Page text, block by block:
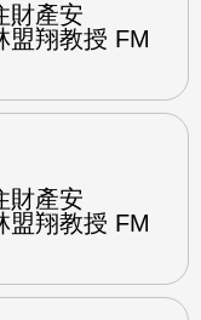
財產安
盟翔教授 FM
財產安
盟翔教授 FM